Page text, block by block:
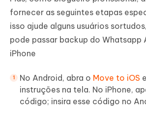
fornecer as seguintes etapas
isso ajude alguns usuários
pode passar backup do Whatsapp
iPhone
No Android, abra o Move to iOS
instruções na tela. No iPhone,
código; insira esse código no